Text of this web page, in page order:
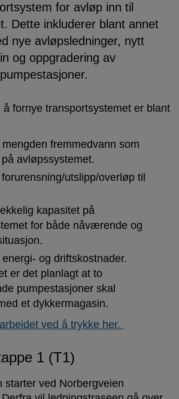
for avløp inn til
Dette inkluderer blant annet
nye avløpsledninger, nytt
og oppgradering av
å fornye transportsystemet er blant
fremmedvann som
på avløpssystemet.
utslipp/overløp til
kapasitet på
for både nåværende og
og driftskostnader.
er det planlagt at to
pumpestasjoner skal
et dykkermagasin.
ved å trykke her.
1 (T1)
starter ved Norbergveien